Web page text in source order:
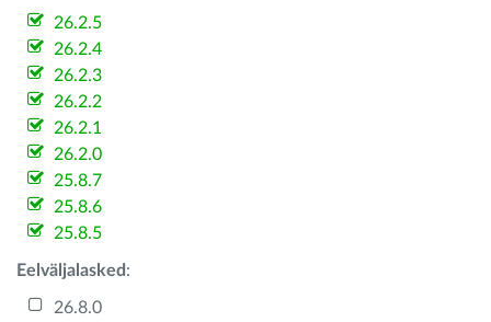
26.2.5
26.2.4
26.2.3
26.2.2
26.2.1
26.2.0
25.8.7
25.8.6
25.8.5
Eelväljalasked :
26.8.0